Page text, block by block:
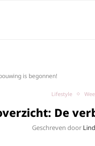
is begonnen!
Lifestyle
De
Geschreven door